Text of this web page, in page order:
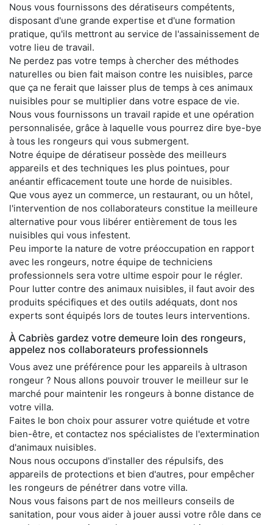
Nous vous fournissons des dératiseurs compétents,
disposant d'une grande expertise et d'une formation
pratique, qu'ils mettront au service de l'assainissement de
votre lieu de travail.
Ne perdez pas votre temps à chercher des méthodes
naturelles ou bien fait maison contre les nuisibles, parce
que ça ne ferait que laisser plus de temps à ces animaux
nuisibles pour se multiplier dans votre espace de vie.
Nous vous fournissons un travail rapide et une opération
personnalisée, grâce à laquelle vous pourrez dire bye-bye
à tous les rongeurs qui vous submergent.
Notre équipe de dératiseur possède des meilleurs
appareils et des techniques les plus pointues, pour
anéantir efficacement toute une horde de nuisibles.
Que vous ayez un commerce, un restaurant, ou un hôtel,
l'intervention de nos collaborateurs constitue la meilleure
alternative pour vous libérer entièrement de tous les
nuisibles qui vous infestent.
Peu importe la nature de votre préoccupation en rapport
avec les rongeurs, notre équipe de techniciens
professionnels sera votre ultime espoir pour le régler.
Pour lutter contre des animaux nuisibles, il faut avoir des
produits spécifiques et des outils adéquats, dont nos
experts sont équipés lors de toutes leurs interventions.
À Cabriès gardez votre demeure loin des rongeurs,
appelez nos collaborateurs professionnels
Vous avez une préférence pour les appareils à ultrason
rongeur ? Nous allons pouvoir trouver le meilleur sur le
marché pour maintenir les rongeurs à bonne distance de
votre villa.
Faites le bon choix pour assurer votre quiétude et votre
bien-être, et contactez nos spécialistes de l'extermination
d'animaux nuisibles.
Nous nous occupons d'installer des répulsifs, des
appareils de protections et bien d'autres, pour empêcher
les rongeurs de pénétrer dans votre villa.
Nous vous faisons part de nos meilleurs conseils de
sanitation, pour vous aider à jouer aussi votre rôle dans ce